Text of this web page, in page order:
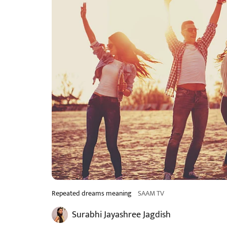
Repeated dreams meaning SAAM TV
Surabhi Jayashree Jagdish